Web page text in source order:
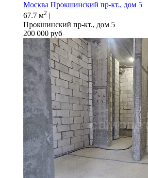
Москва Прокшинский пр-кт., дом 5
67.7 м2
Прокшинский пр-кт., дом 5
200 000 руб